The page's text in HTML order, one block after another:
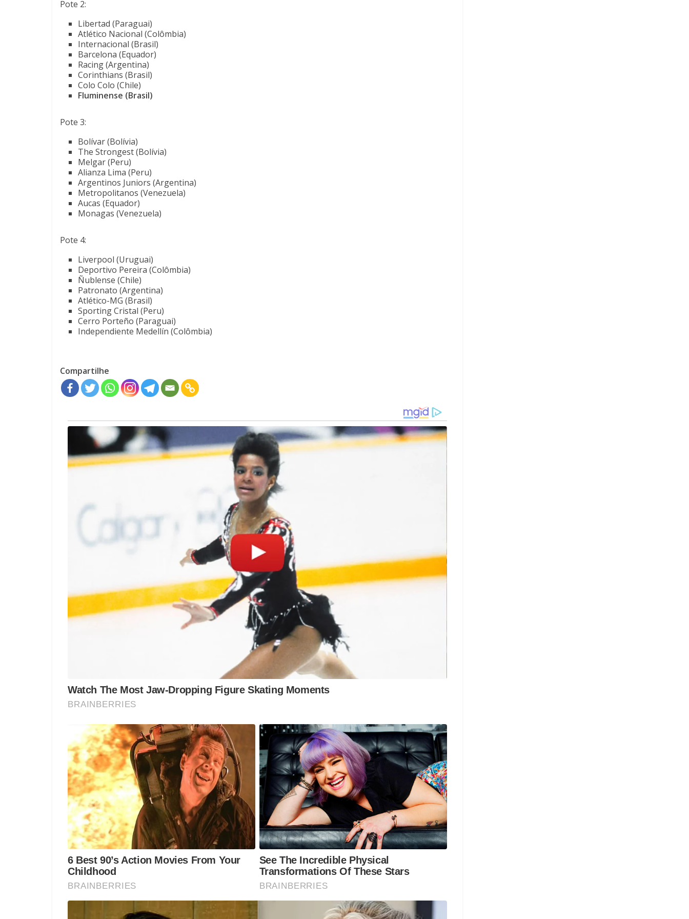
Pote 2:
Libertad (Paraguai)
Atlético Nacional (Colômbia)
Internacional (Brasil)
Barcelona (Equador)
Racing (Argentina)
Corinthians (Brasil)
Colo Colo (Chile)
Fluminense (Brasil)
Pote 3:
Bolívar (Bolívia)
The Strongest (Bolívia)
Melgar (Peru)
Alianza Lima (Peru)
Argentinos Juniors (Argentina)
Metropolitanos (Venezuela)
Aucas (Equador)
Monagas (Venezuela)
Pote 4:
Liverpool (Uruguai)
Deportivo Pereira (Colômbia)
Ñublense (Chile)
Patronato (Argentina)
Atlético-MG (Brasil)
Sporting Cristal (Peru)
Cerro Porteño (Paraguai)
Independiente Medellín (Colômbia)
Compartilhe